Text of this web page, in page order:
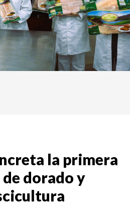
la primera
dorado y